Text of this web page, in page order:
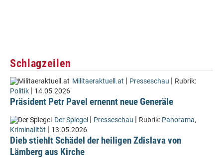
Schlagzeilen
Militaeraktuell.at | Presseschau | Rubrik:
Politik | 14.05.2026
Präsident Petr Pavel ernennt neue Generäle
Der Spiegel | Presseschau | Rubrik: Panorama,
Kriminalität | 13.05.2026
Dieb stiehlt Schädel der heiligen Zdislava von
Lämberg aus Kirche